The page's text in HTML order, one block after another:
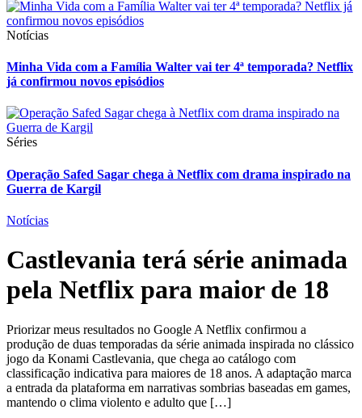
Notícias
Minha Vida com a Família Walter vai ter 4ª temporada? Netflix
já confirmou novos episódios
Séries
Operação Safed Sagar chega à Netflix com drama inspirado na
Guerra de Kargil
Notícias
Castlevania terá série animada
pela Netflix para maior de 18
Priorizar meus resultados no Google A Netflix confirmou a
produção de duas temporadas da série animada inspirada no clássico
jogo da Konami Castlevania, que chega ao catálogo com
classificação indicativa para maiores de 18 anos. A adaptação marca
a entrada da plataforma em narrativas sombrias baseadas em games,
mantendo o clima violento e adulto que […]